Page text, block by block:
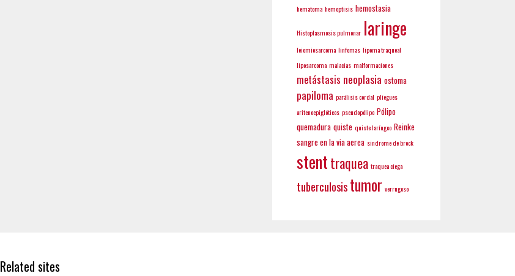
hematoma hemoptisis hemostasia
Histoplasmosis pulmonar laringe
leiomiosarcoma linfomas lipoma traqueal
liposarcoma malacias malformaciones
metástasis neoplasia ostoma
papiloma parálisis cordal pliegues
aritenoepiglóticos pseudopólipo Pólipo
quemadura quiste quiste laríngeo Reinke
sangre en la via aerea sindrome de brock
stenttraquea traquea ciega
tuberculosistumor verrugoso
Related sites